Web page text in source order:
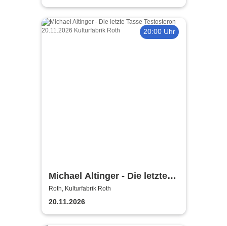
20:00 Uhr
Michael Altinger - Die letzte
Tasse Testosteron
Roth, Kulturfabrik Roth
20.11.2026